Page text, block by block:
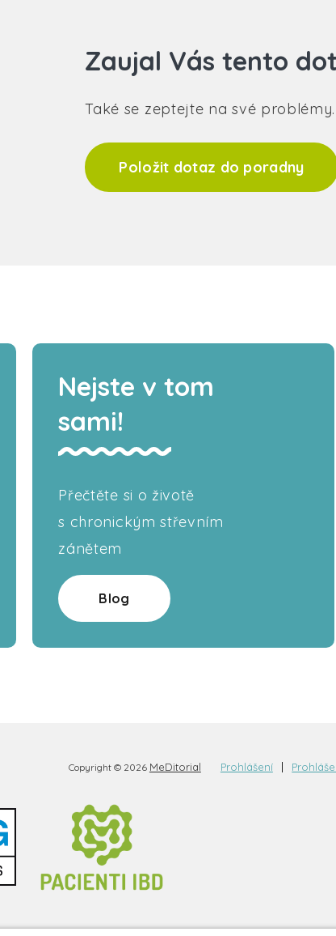
Zaujal Vás tento
Také se zeptejte na své problémy.
Položit dotaz do poradny
Nejste v tom
sami!
Přečtěte si o životě
s chronickým střevním
zánětem
Blog
Copyright © 2026 MeDitorial Prohlášení